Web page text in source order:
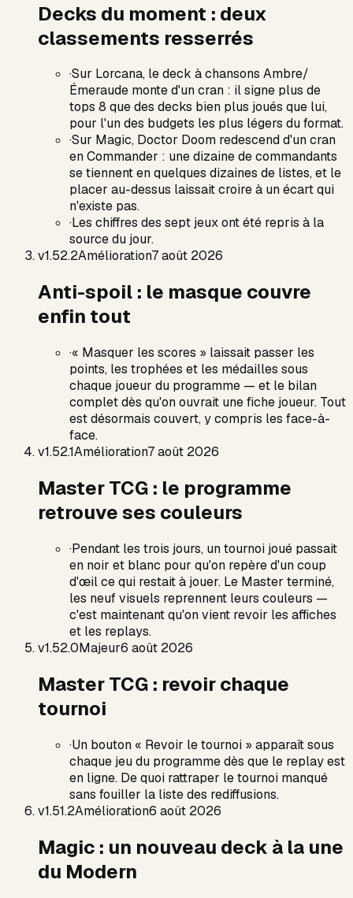
Decks du moment : deux
classements resserrés
·Sur Lorcana, le deck à chansons Ambre/
Émeraude monte d'un cran : il signe plus de
tops 8 que des decks bien plus joués que lui,
pour l'un des budgets les plus légers du format.
·Sur Magic, Doctor Doom redescend d'un cran
en Commander : une dizaine de commandants
se tiennent en quelques dizaines de listes, et le
placer au-dessus laissait croire à un écart qui
n'existe pas.
·Les chiffres des sept jeux ont été repris à la
source du jour.
v1.52.2Amélioration7 août 2026
Anti-spoil : le masque couvre
enfin tout
·« Masquer les scores » laissait passer les
points, les trophées et les médailles sous
chaque joueur du programme — et le bilan
complet dès qu'on ouvrait une fiche joueur. Tout
est désormais couvert, y compris les face-à-
face.
v1.52.1Amélioration7 août 2026
Master TCG : le programme
retrouve ses couleurs
·Pendant les trois jours, un tournoi joué passait
en noir et blanc pour qu'on repère d'un coup
d'œil ce qui restait à jouer. Le Master terminé,
les neuf visuels reprennent leurs couleurs —
c'est maintenant qu'on vient revoir les affiches
et les replays.
v1.52.0Majeur6 août 2026
Master TCG : revoir chaque
tournoi
·Un bouton « Revoir le tournoi » apparaît sous
chaque jeu du programme dès que le replay est
en ligne. De quoi rattraper le tournoi manqué
sans fouiller la liste des rediffusions.
v1.51.2Amélioration6 août 2026
Magic : un nouveau deck à la une
du Modern